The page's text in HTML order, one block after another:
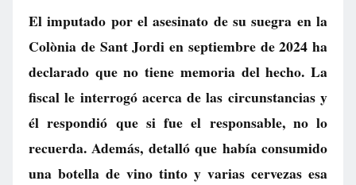
El imputado por el asesinato de su suegra en la
Colònia de Sant Jordi en septiembre de 2024 ha
declarado que no tiene memoria del hecho. La
fiscal le interrogó acerca de las circunstancias y
él respondió que si fue el responsable, no lo
recuerda. Además, detalló que había consumido
una botella de vino tinto y varias cervezas esa